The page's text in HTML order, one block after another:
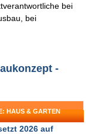
bei
bei
-
HAUS & GARTEN
2026 auf